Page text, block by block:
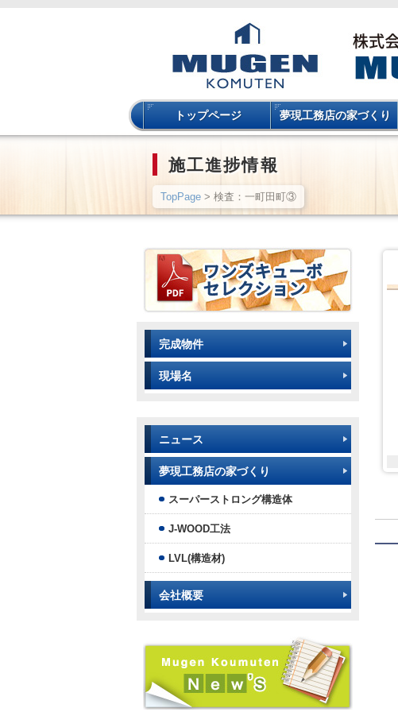
トップページ 夢現工務店の家づくり
施工進捗情報
TopPage > 検査：一町田町③
完成物件
現場名
ニュース
夢現工務店の家づくり
スーパーストロング構造体
J-WOOD工法
LVL(構造材)
会社概要